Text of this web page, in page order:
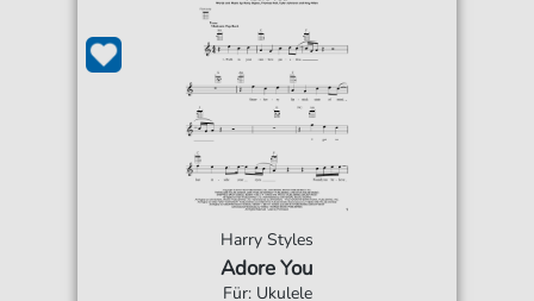
Harry Styles
Adore You
Für: Ukulele